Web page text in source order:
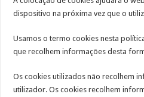
dispositivo na próxima vez que o
Usamos o termo cookies nesta
que recolhem informações desta
Os cookies utilizados não recolhem
utilizador. Os cookies recolhem